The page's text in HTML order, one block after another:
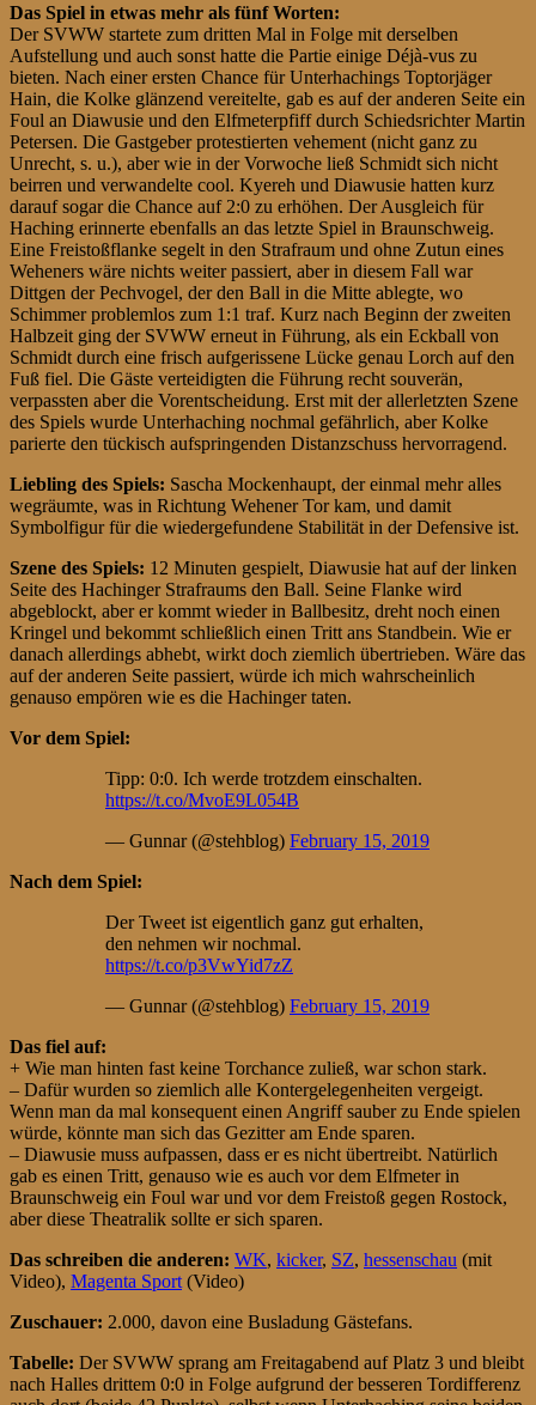
Das Spiel in etwas mehr als fünf Worten:
Der SVWW startete zum dritten Mal in Folge mit derselben
Aufstellung und auch sonst hatte die Partie einige Déjà-vus zu
bieten. Nach einer ersten Chance für Unterhachings Toptorjäger
Hain, die Kolke glänzend vereitelte, gab es auf der anderen Seite ein
Foul an Diawusie und den Elfmeterpfiff durch Schiedsrichter Martin
Petersen. Die Gastgeber protestierten vehement (nicht ganz zu
Unrecht, s. u.), aber wie in der Vorwoche ließ Schmidt sich nicht
beirren und verwandelte cool. Kyereh und Diawusie hatten kurz
darauf sogar die Chance auf 2:0 zu erhöhen. Der Ausgleich für
Haching erinnerte ebenfalls an das letzte Spiel in Braunschweig.
Eine Freistoßflanke segelt in den Strafraum und ohne Zutun eines
Weheners wäre nichts weiter passiert, aber in diesem Fall war
Dittgen der Pechvogel, der den Ball in die Mitte ablegte, wo
Schimmer problemlos zum 1:1 traf. Kurz nach Beginn der zweiten
Halbzeit ging der SVWW erneut in Führung, als ein Eckball von
Schmidt durch eine frisch aufgerissene Lücke genau Lorch auf den
Fuß fiel. Die Gäste verteidigten die Führung recht souverän,
verpassten aber die Vorentscheidung. Erst mit der allerletzten Szene
des Spiels wurde Unterhaching nochmal gefährlich, aber Kolke
parierte den tückisch aufspringenden Distanzschuss hervorragend.
Liebling des Spiels: Sascha Mockenhaupt, der einmal mehr alles
wegräumte, was in Richtung Wehener Tor kam, und damit
Symbolfigur für die wiedergefundene Stabilität in der Defensive ist.
Szene des Spiels: 12 Minuten gespielt, Diawusie hat auf der linken
Seite des Hachinger Strafraums den Ball. Seine Flanke wird
abgeblockt, aber er kommt wieder in Ballbesitz, dreht noch einen
Kringel und bekommt schließlich einen Tritt ans Standbein. Wie er
danach allerdings abhebt, wirkt doch ziemlich übertrieben. Wäre das
auf der anderen Seite passiert, würde ich mich wahrscheinlich
genauso empören wie es die Hachinger taten.
Vor dem Spiel:
Tipp: 0:0. Ich werde trotzdem einschalten.
https://t.co/MvoE9L054B
— Gunnar (@stehblog) February 15, 2019
Nach dem Spiel:
Der Tweet ist eigentlich ganz gut erhalten,
den nehmen wir nochmal.
https://t.co/p3VwYid7zZ
— Gunnar (@stehblog) February 15, 2019
Das fiel auf:
+ Wie man hinten fast keine Torchance zuließ, war schon stark.
– Dafür wurden so ziemlich alle Kontergelegenheiten vergeigt.
Wenn man da mal konsequent einen Angriff sauber zu Ende spielen
würde, könnte man sich das Gezitter am Ende sparen.
– Diawusie muss aufpassen, dass er es nicht übertreibt. Natürlich
gab es einen Tritt, genauso wie es auch vor dem Elfmeter in
Braunschweig ein Foul war und vor dem Freistoß gegen Rostock,
aber diese Theatralik sollte er sich sparen.
Das schreiben die anderen: WK, kicker, SZ, hessenschau (mit
Video), Magenta Sport (Video)
Zuschauer: 2.000, davon eine Busladung Gästefans.
Tabelle: Der SVWW sprang am Freitagabend auf Platz 3 und bleibt
nach Halles drittem 0:0 in Folge aufgrund der besseren Tordifferenz